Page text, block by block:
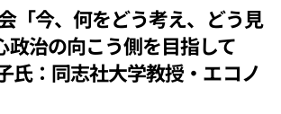
「今、何をどう考え、どう見
政治の向こう側を目指して
氏：同志社大学教授・エコノ